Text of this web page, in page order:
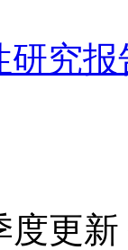
研究报
度更新